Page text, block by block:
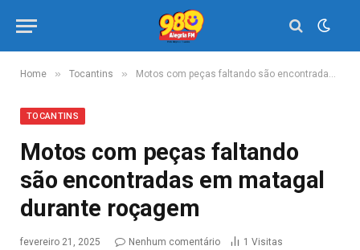
Home » Tocantins » Motos com peças faltando são encontradas em matagal durante roçagem
TOCANTINS
Motos com peças faltando
são encontradas em matagal
durante roçagem
fevereiro 21, 2025 Nenhum comentário 1 Visitas